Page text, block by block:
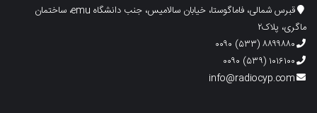
قبرس شمالی، فاماگوستا، خیابان سالامیس، جنب دانشگاه emu، ساختمان
ماگری، پلاک۲
۸۸۹۹۸۸۰ (۵۳۳) ۰۰۹۰
۱۰۱۶۱۰۰ (۵۳۹) ۰۰۹۰
info@radiocyp.com